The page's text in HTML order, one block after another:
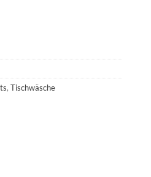
,Tischwäsche